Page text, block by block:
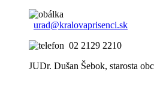
urad@kralovaprisenci.sk
02 2129 2210
JUDr. Dušan Šebok, starosta